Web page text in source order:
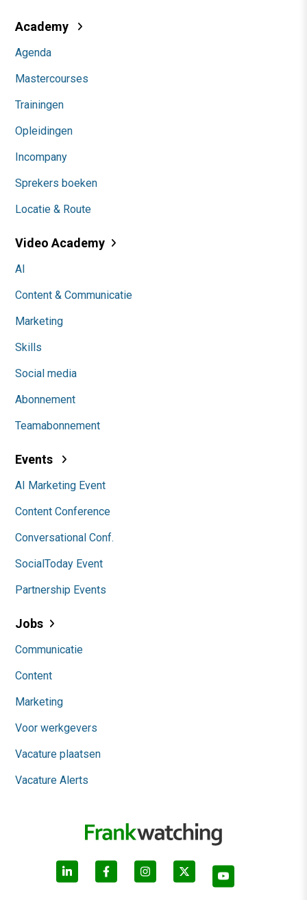
Academy
Agenda
Mastercourses
Trainingen
Opleidingen
Incompany
Sprekers boeken
Locatie & Route
Video Academy
AI
Content & Communicatie
Marketing
Skills
Social media
Abonnement
Teamabonnement
Events
AI Marketing Event
Content Conference
Conversational Conf.
SocialToday Event
Partnership Events
Jobs
Communicatie
Content
Marketing
Voor werkgevers
Vacature plaatsen
Vacature Alerts